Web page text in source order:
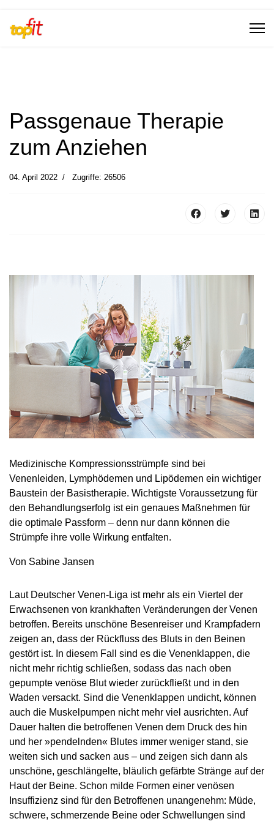
Passgenaue Therapie
zum Anziehen
04. April 2022 Zugriffe: 26506
Medizinische Kompressionsstrümpfe sind bei
Venenleiden, Lymphödemen und Lipödemen ein wichtiger
Baustein der Basistherapie. Wichtigste Voraussetzung für
den Behandlungserfolg ist ein genaues Maßnehmen für
die optimale Passform – denn nur dann können die
Strümpfe ihre volle Wirkung entfalten.
Von Sabine Jansen
Laut Deutscher Venen-Liga ist mehr als ein Viertel der
Erwachsenen von krankhaften Veränderungen der Venen
betroffen. Bereits unschöne Besenreiser und Krampfadern
zeigen an, dass der Rückfluss des Bluts in den Beinen
gestört ist. In diesem Fall sind es die Venenklappen, die
nicht mehr richtig schließen, sodass das nach oben
gepumpte venöse Blut wieder zurückfließt und in den
Waden versackt. Sind die Venenklappen undicht, können
auch die Muskelpumpen nicht mehr viel ausrichten. Auf
Dauer halten die betroffenen Venen dem Druck des hin
und her »pendelnden« Blutes immer weniger stand, sie
weiten sich und sacken aus – und zeigen sich dann als
unschöne, geschlängelte, bläulich gefärbte Stränge auf der
Haut der Beine. Schon milde Formen einer venösen
Insuffizienz sind für den Betroffenen unangenehm: Müde,
schwere, schmerzende Beine oder Schwellungen sind